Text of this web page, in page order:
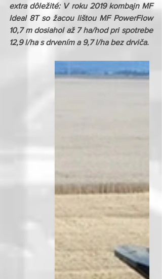
extra dôležité: V roku 2019 kombajn MF
Ideal 8T so žacou lištou MF PowerFlow
10,7 m dosiahol až 7 ha/hod pri spotrebe
12,9 l/ha s drvením a 9,7 l/ha bez drviča.